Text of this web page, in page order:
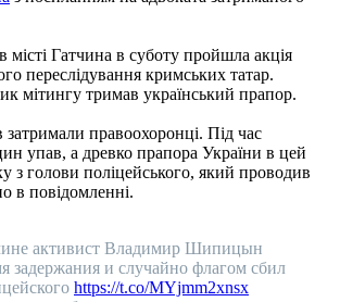
місті Гатчина в суботу пройшла акція
переслідування кримських татар.
мітингу тримав український прапор.
затримали правоохоронці. Під час
упав, а древко прапора України в цей
з голови поліцейського, який проводив
в повідомленні.
активист Владимир Шипицын
задержания и случайно флагом сбил
https://t.co/MYjmm2xnsx